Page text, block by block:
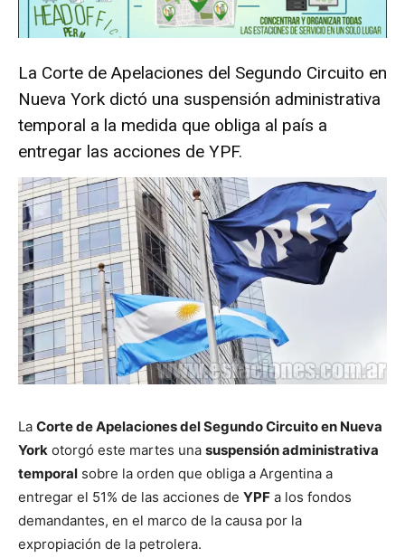
La Corte de Apelaciones del Segundo Circuito en
Nueva York dictó una suspensión administrativa
temporal a la medida que obliga al país a
entregar las acciones de YPF.
La Corte de Apelaciones del Segundo Circuito en Nueva
York otorgó este martes una suspensión administrativa
temporal sobre la orden que obliga a Argentina a
entregar el 51% de las acciones de YPF a los fondos
demandantes, en el marco de la causa por la
expropiación de la petrolera.